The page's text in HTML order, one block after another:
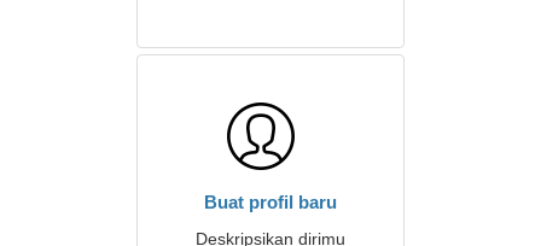
Buat profil baru
Deskripsikan dirimu